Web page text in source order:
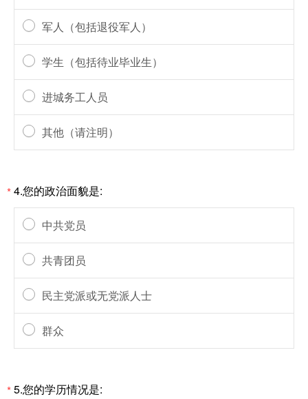
军人（包括退役军人）
学生（包括待业毕业生）
进城务工人员
其他（请注明）
*4.您的政治面貌是:
中共党员
共青团员
民主党派或无党派人士
群众
*5.您的学历情况是: